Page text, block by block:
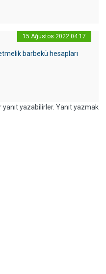
15 Ağustos 2022 04:17
barbekü hesapları
yanıt yazabilirler. Yanıt yazmak